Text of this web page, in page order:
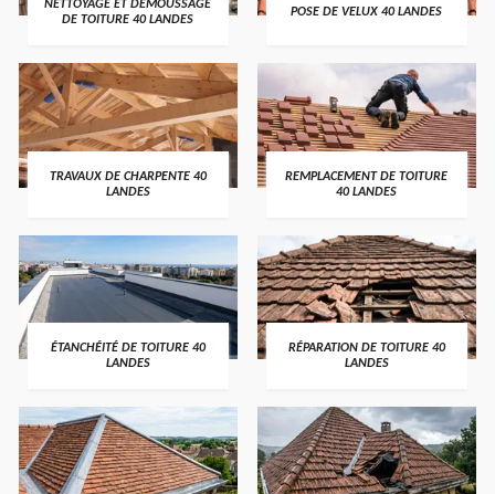
NETTOYAGE ET DÉMOUSSAGE
DE TOITURE 40 LANDES
POSE DE VELUX 40 LANDES
TRAVAUX DE CHARPENTE 40
LANDES
REMPLACEMENT DE TOITURE
40 LANDES
ÉTANCHÉITÉ DE TOITURE 40
LANDES
RÉPARATION DE TOITURE 40
LANDES